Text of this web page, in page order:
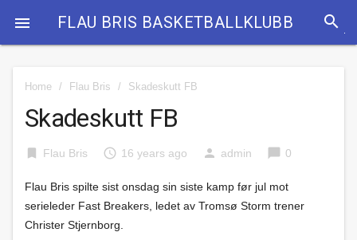
 FLAU BRIS BASKETBALLKLUBB search
Home / Flau Bris / Skadeskutt FB
Skadeskutt FB
bookmark Flau Bris access_time 16 years ago person admin chat_bubble 0
Flau Bris spilte sist onsdag sin siste kamp før jul mot
serieleder Fast Breakers, ledet av Tromsø Storm trener
Christer Stjernborg.